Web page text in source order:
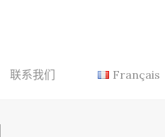
联系我们 Français